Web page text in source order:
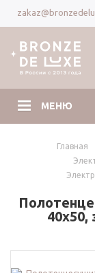
МЕНЮ
Главная
40х50,